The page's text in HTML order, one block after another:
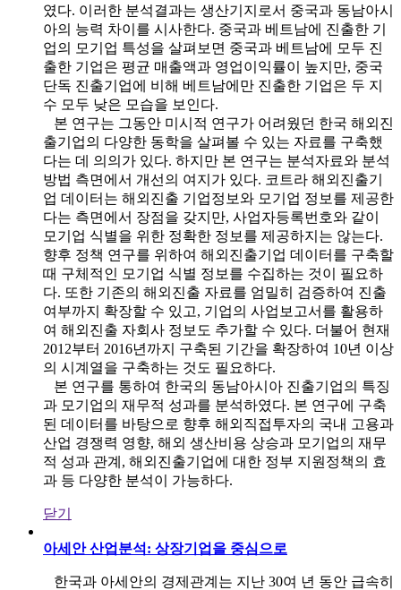
였다. 이러한 분석결과는 생산기지로서 중국과 동남아시
아의 능력 차이를 시사한다. 중국과 베트남에 진출한 기
업의 모기업 특성을 살펴보면 중국과 베트남에 모두 진
출한 기업은 평균 매출액과 영업이익률이 높지만, 중국
단독 진출기업에 비해 베트남에만 진출한 기업은 두 지
수 모두 낮은 모습을 보인다.
본 연구는 그동안 미시적 연구가 어려웠던 한국 해외진
출기업의 다양한 동학을 살펴볼 수 있는 자료를 구축했
다는 데 의의가 있다. 하지만 본 연구는 분석자료와 분석
방법 측면에서 개선의 여지가 있다. 코트라 해외진출기
업 데이터는 해외진출 기업정보와 모기업 정보를 제공한
다는 측면에서 장점을 갖지만, 사업자등록번호와 같이
모기업 식별을 위한 정확한 정보를 제공하지는 않는다.
향후 정책 연구를 위하여 해외진출기업 데이터를 구축할
때 구체적인 모기업 식별 정보를 수집하는 것이 필요하
다. 또한 기존의 해외진출 자료를 엄밀히 검증하여 진출
여부까지 확장할 수 있고, 기업의 사업보고서를 활용하
여 해외진출 자회사 정보도 추가할 수 있다. 더불어 현재
2012부터 2016년까지 구축된 기간을 확장하여 10년 이상
의 시계열을 구축하는 것도 필요하다.
본 연구를 통하여 한국의 동남아시아 진출기업의 특징
과 모기업의 재무적 성과를 분석하였다. 본 연구에 구축
된 데이터를 바탕으로 향후 해외직접투자의 국내 고용과
산업 경쟁력 영향, 해외 생산비용 상승과 모기업의 재무
적 성과 관계, 해외진출기업에 대한 정부 지원정책의 효
과 등 다양한 분석이 가능하다.
닫기
아세안 산업분석: 상장기업을 중심으로
한국과 아세안의 경제관계는 지난 30여 년 동안 급속히